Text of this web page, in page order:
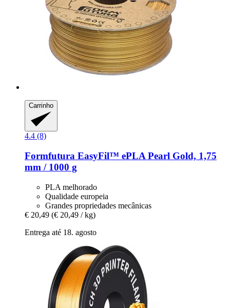
Carrinho
4.4 (8)
Formfutura EasyFil™ ePLA Pearl Gold, 1,75
mm / 1000 g
PLA melhorado
Qualidade europeia
Grandes propriedades mecânicas
€ 20,49 (€ 20,49 / kg)
Entrega até 18. agosto